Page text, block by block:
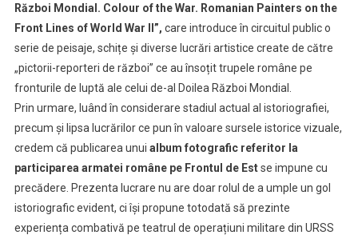
Război Mondial. Colour of the War. Romanian Painters on the
Front Lines of World War II”, care introduce în circuitul public o
serie de peisaje, schițe și diverse lucrări artistice create de către
„pictorii-reporteri de război” ce au însoțit trupele române pe
fronturile de luptă ale celui de-al Doilea Război Mondial.
Prin urmare, luând în considerare stadiul actual al istoriografiei,
precum și lipsa lucrărilor ce pun în valoare sursele istorice vizuale,
credem că publicarea unui album fotografic referitor la
participarea armatei române pe Frontul de Estse impune cu
precădere. Prezenta lucrare nu are doar rolul de a umple un gol
istoriografic evident, ci își propune totodată să prezinte
experiența combativă pe teatrul de operațiuni militare din URSS